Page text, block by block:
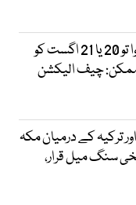
دھرنے کا مسئلہ حل ہوا تو 20 یا 21 اگست کو
ممکن: چیف الیکشن
ترکیہ کے درمیان مکہ
سنگ میل قرار،